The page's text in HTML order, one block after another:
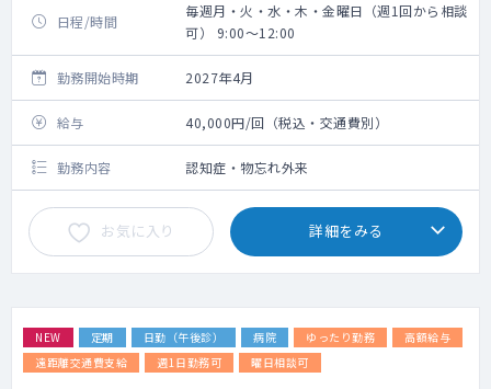
日程/時間
毎週月・火・水・木・金曜日（週1回から相談
可） 9:00～12:00
勤務開始時期 2027年4月
給与 40,000円/回（税込・交通費別）
勤務内容 認知症・物忘れ外来
お気に入り 詳細をみる
NEW 定期 日勤（午後診） 病院 ゆったり勤務
高額給与
遠距離交通費支給
週1日勤務可 曜日相談可